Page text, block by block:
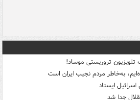
تروریستی موساد!
به‌خاطر مردم نجیب ایران است
ایستاد
جدا شد